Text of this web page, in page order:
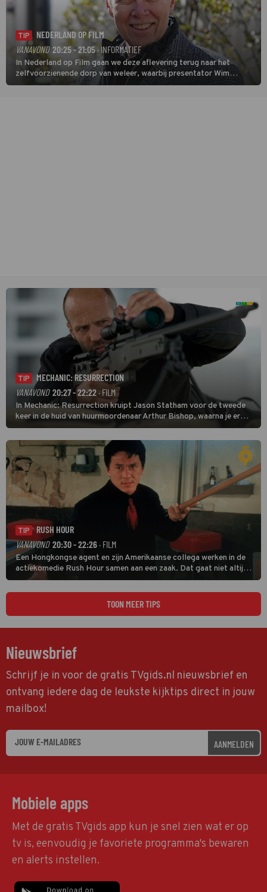
TIP
NEDERLAND OP FILM
VANAVOND 20:25 - 21:05· INFORMATIEF
In Nederland op Film gaan we deze aflevering terug naar het
zelfvoorzienende dorp van weleer, waarbij presentator Wim
Daniëls de kijkers meeneemt op reis door de tijd aan de hand van
TIP
MECHANIC: RESURRECTION
VANAVOND 20:27 - 22:22· FILM
In Mechanic: Resurrection kruipt Jason Statham voor de tweede
keer in de huid van huurmoordenaar Arthur Bishop, waarna je er
donder op kunt zeggen dat er van Bishops geplande pensioen niet
veel terechtkomt.
TIP
RUSH HOUR
VANAVOND 20:30 - 22:26 · FILM
Een Hongkongse agent en zijn Amerikaanse collega werken in de
actiekomedie Rush Hour samen aan een zaak. Dat gaat niet altijd
van een leien dakje.
TOON MEER TIPS
Nieuwsbrief
Schrijf je in voor de gratis TVgids.nl nieuwsbrief en
ontvang iedere dag de leukste kijktips direct in jouw
mailbox!
AANMELDEN
Mobiele apps
Met de gratis TVgids app kun je snel zien wat er op
tv is, eenvoudig je favoriete programma's bewaren
en alerts instellen.